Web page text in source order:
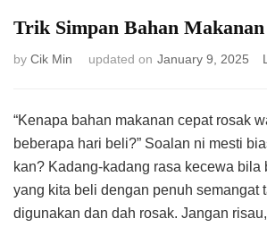
Trik Simpan Bahan Makanan
by Cik Min updated on January 9, 2025
“Kenapa bahan makanan cepat rosak
beberapa hari beli?” Soalan ni mesti
kan? Kadang-kadang rasa kecewa bila
yang kita beli dengan penuh semangat
digunakan dan dah rosak. Jangan